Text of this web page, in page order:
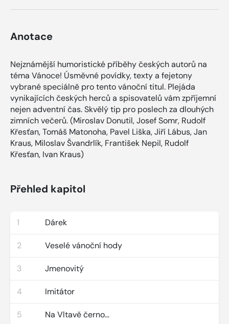
Anotace
Nejznámější humoristické příběhy českých autorů na
téma Vánoce! Úsměvné povídky, texty a fejetony
vybrané speciálně pro tento vánoční titul. Plejáda
vynikajících českých herců a spisovatelů vám zpříjemní
nejen adventní čas. Skvělý tip pro poslech za dlouhých
zimních večerů. (Miroslav Donutil, Josef Somr, Rudolf
Křesťan, Tomáš Matonoha, Pavel Liška, Jiří Lábus, Jan
Kraus, Miloslav Švandrlík, František Nepil, Rudolf
Křesťan, Ivan Kraus)
Přehled kapitol
1 Dárek
2 Veselé vánoční hody
3 Jmenovitý
4 Imitátor
5 Na Vltavě černo...